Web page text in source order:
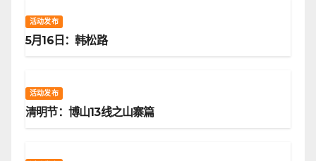
活动发布
5月16日：韩松路
活动发布
清明节：博山13线之山寨篇